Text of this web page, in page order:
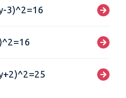
3)^2=16